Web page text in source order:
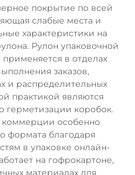
покрытие по всей
слабые места и
характеристики на
Рулон упаковочной
в отделах
заказов,
и распределительных
практикой являются
герметизации коробок.
коммерции особенно
формата благодаря
в упаковке онлайн-
на гофрокартоне,
материалах для